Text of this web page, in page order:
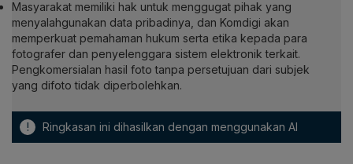
Masyarakat memiliki hak untuk menggugat pihak yang
menyalahgunakan data pribadinya, dan Komdigi akan
memperkuat pemahaman hukum serta etika kepada para
fotografer dan penyelenggara sistem elektronik terkait.
Pengkomersialan hasil foto tanpa persetujuan dari subjek
yang difoto tidak diperbolehkan.
! Ringkasan ini dihasilkan dengan menggunakan AI